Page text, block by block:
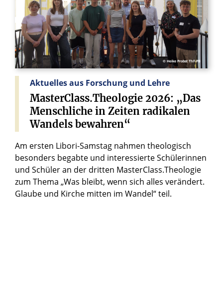
© Heike Probst ThF-PB
Aktuelles aus Forschung und Lehre
MasterClass.Theologie 2026: „Das
Menschliche in Zeiten radikalen
Wandels bewahren“
Am ersten Libori-Samstag nahmen theologisch
besonders begabte und interessierte Schülerinnen
und Schüler an der dritten MasterClass.Theologie
zum Thema „Was bleibt, wenn sich alles verändert.
Glaube und Kirche mitten im Wandel“ teil.